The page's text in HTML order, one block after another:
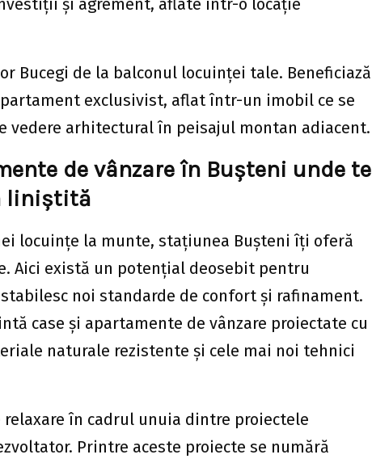
și agrement, aflate într-o locație
Bucegi de la balconul locuinței tale. Beneficiază
exclusivist, aflat într-un imobil ce se
vedere arhitectural în peisajul montan adiacent.
de vânzare în Bușteni unde te
liniștită
locuințe la munte, stațiunea Bușteni îți oferă
Aici există un potențial deosebit pentru
noi standarde de confort și rafinament.
case și apartamente de vânzare proiectate cu
naturale rezistente și cele mai noi tehnici
în cadrul unuia dintre proiectele
Printre aceste proiecte se numără